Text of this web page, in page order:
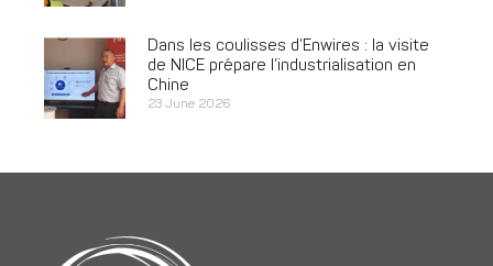
Dans les coulisses d’Enwires : la visite
de NICE prépare l’industrialisation en
Chine
23 June 2026